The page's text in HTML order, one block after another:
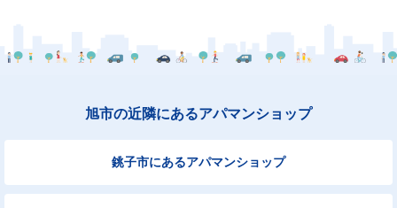
旭市の近隣にあるアパマンショップ
銚子市にあるアパマンショップ